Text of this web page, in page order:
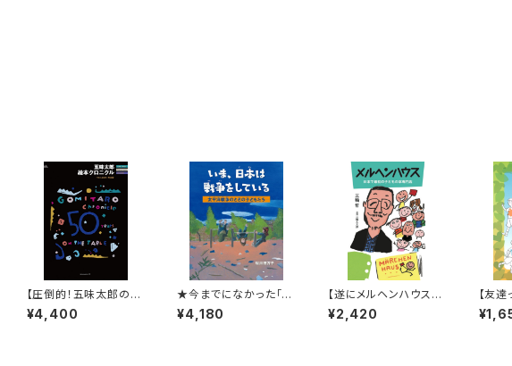
【圧倒的！五味太郎の全
著作372冊が収録！】
『五味太郎 絵本クロニ
¥4,400
★今までになかった「ニ
ュータイプ」の戦争の絵
本★『いま、日本は戦争
¥4,180
【遂にメルヘンハウス初
代店主 三輪哲の本が完
成！】『メルヘンハウス
¥2,420
【友
学生
『ちょ